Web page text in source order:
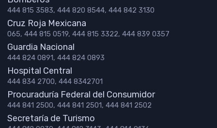
444 815 3583, 444 820 8544, 444 842 3130
Cruz Roja Mexicana
065, 444 815 0519, 444 815 3322, 444 839 0357
Guardia Nacional
444 824 0891, 444 824 0893
Hospital Central
444 834 2700, 444 8342701
Procuraduría Federal del Consumidor
444 841 2500, 444 841 2501, 444 841 2502
Secretaría de Turismo